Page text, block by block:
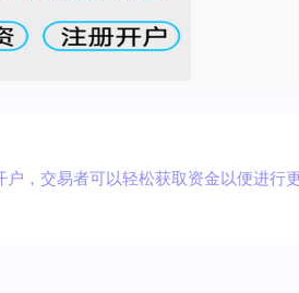
，交易者可以轻松获取资金以便进